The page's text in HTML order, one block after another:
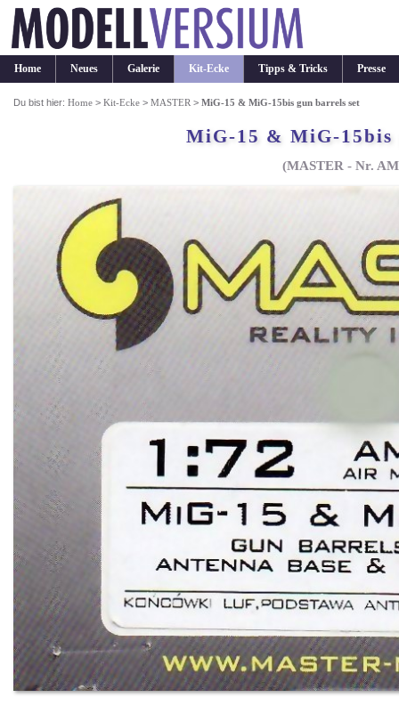
Home Neues Galerie Kit-Ecke Tipps & Tricks Presse
Du bist hier:Home >Kit-Ecke >MASTER >MiG-15 & MiG-15bis gun barrels set
MiG-15 & MiG-15bis
(MASTER - Nr.